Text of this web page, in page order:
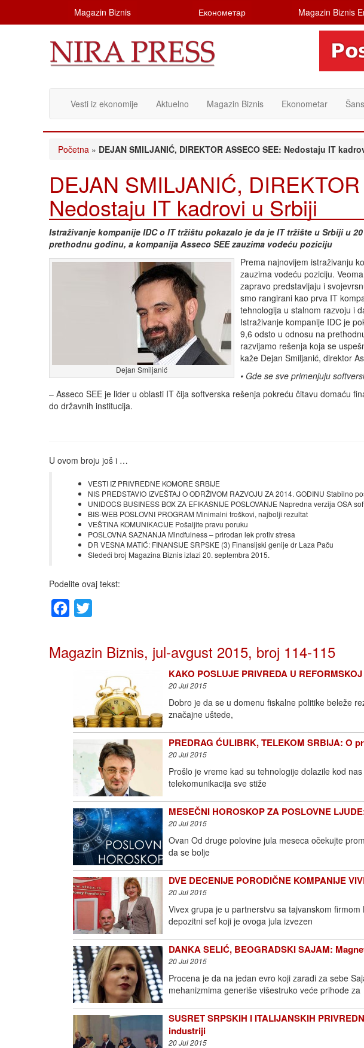
Magazin Biznis Економетар Magazin Biznis
Vesti iz ekonomije Aktuelno Magazin Biznis Ekonometar
Početna » DEJAN SMILJANIĆ, DIREKTOR ASSECO SEE: Nedostaju IT
DEJAN SMILJANIĆ,
Nedostaju IT kadrovi u Srbiji
Istraživanje kompanije IDC o IT tržištu pokazalo je da je IT tržište u Srbiji u
prethodnu godinu, a kompanija Asseco SEE zauzima vodeću poziciju
Dejan Smiljanić
Prema najnovijem istraživanju
zauzima vodeću poziciju.
zapravo predstavljaju i
smo rangirani kao prva IT
tehnologija u stalnom razvoju i
Istraživanje kompanije IDC je
9,6 odsto u odnosu na
razvijamo rešenja koja se
kaže Dejan Smiljanić, direktor
• Gde se sve primenjuju
– Asseco SEE je lider u oblasti IT čija softverska rešenja pokreću čitavu domaću
do državnih institucija.
U ovom broju još i …
VESTI IZ PRIVREDNE KOMORE SRBIJE
NIS PREDSTAVIO IZVEŠTAJ O ODRŽIVOM RAZVOJU ZA 2014. GODINU Stabilno
UNIDOCS BUSINESS BOX ZA EFIKASNIJE POSLOVANJE Napredna verzija OSA
BIS-WEB POSLOVNI PROGRAM Minimalni troškovi, najbolji rezultat
VEŠTINA KOMUNIKACIJE Pošaljite pravu poruku
POSLOVNA SAZNANJA Mindfulness – prirodan lek protiv stresa
DR VESNA MATIĆ: FINANSIJE SRPSKE (3) Finansijski genije dr Laza Paču
Sledeći broj Magazina Biznis izlazi 20. septembra 2015.
Podelite ovaj tekst:
Facebook
Magazin Biznis, jul-avgust 2015, broj 114-115
KAKO POSLUJE PRIVREDA U
20 Jul 2015
Dobro je da se u domenu fiskalne politike beleže
značajne uštede,
PREDRAG ĆULIBRK, TELEKOM SRBIJA: O
20 Jul 2015
Prošlo je vreme kad su tehnologije dolazile kod
telekomunikacija sve stiže
MESEČNI HOROSKOP ZA POSLOVNE
20 Jul 2015
Ovan Od druge polovine jula meseca očekujte
da se bolje
DVE DECENIJE PORODIČNE KOMPANIJE
20 Jul 2015
Vivex grupa je u partnerstvu sa tajvanskom
depozitni sef koji je ovoga jula izvezen
DANKA SELIĆ, BEOGRADSKI SAJAM:
20 Jul 2015
Procena je da na jedan evro koji zaradi za sebe
mehanizmima generiše višestruko veće prihode za
SUSRET SRPSKIH I ITALIJANSKIH
industriji
20 Jul 2015